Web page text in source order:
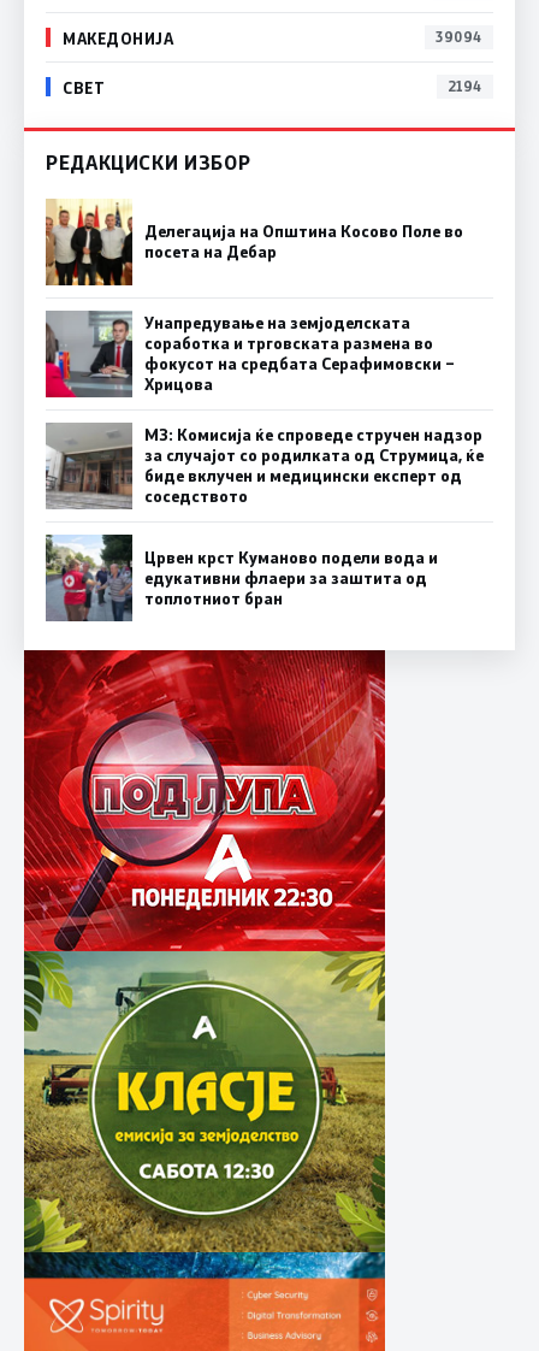
МАКЕДОНИЈА 39094
СВЕТ 2194
РЕДАКЦИСКИ ИЗБОР
Делегација на Општина Косово Поле во
посета на Дебар
Унапредување на земјоделската
соработка и трговската размена во
фокусот на средбата Серафимовски –
Хрицова
МЗ: Комисија ќе спроведе стручен надзор
за случајот со родилката од Струмица, ќе
биде вклучен и медицински експерт од
соседството
Црвен крст Куманово подели вода и
едукативни флаери за заштита од
топлотниот бран